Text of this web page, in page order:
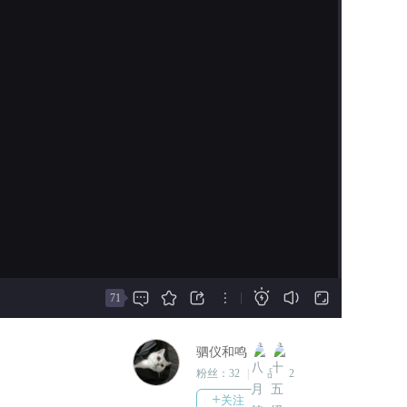
更新9000+，欢迎大家帮我捉捉
2023-07-18
更新第二章末尾和第三章10000
字左右
71       
驷仪和鸣
粉丝： 32 作品： 2
+关注